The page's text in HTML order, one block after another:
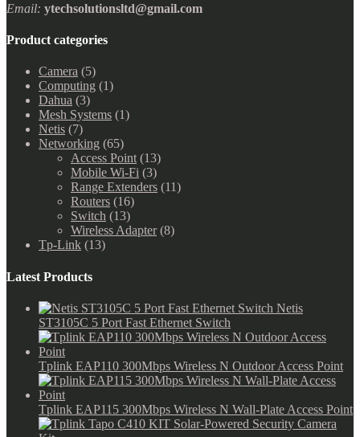
Email: ytechsolutionsltd@gmail.com
Product categories
Camera (5)
Computing (1)
Dahua (3)
Mesh Systems (1)
Netis (7)
Networking (65)
Access Point (13)
Mobile Wi-Fi (3)
Range Extenders (11)
Routers (16)
Switch (13)
Wireless Adapter (8)
Tp-Link (13)
Latest Products
Netis
ST3105C 5 Port Fast Ethernet Switch
Tplink EAP110 300Mbps Wireless N Outdoor Access Point
Tplink EAP115 300Mbps Wireless N Wall-Plate Access Point